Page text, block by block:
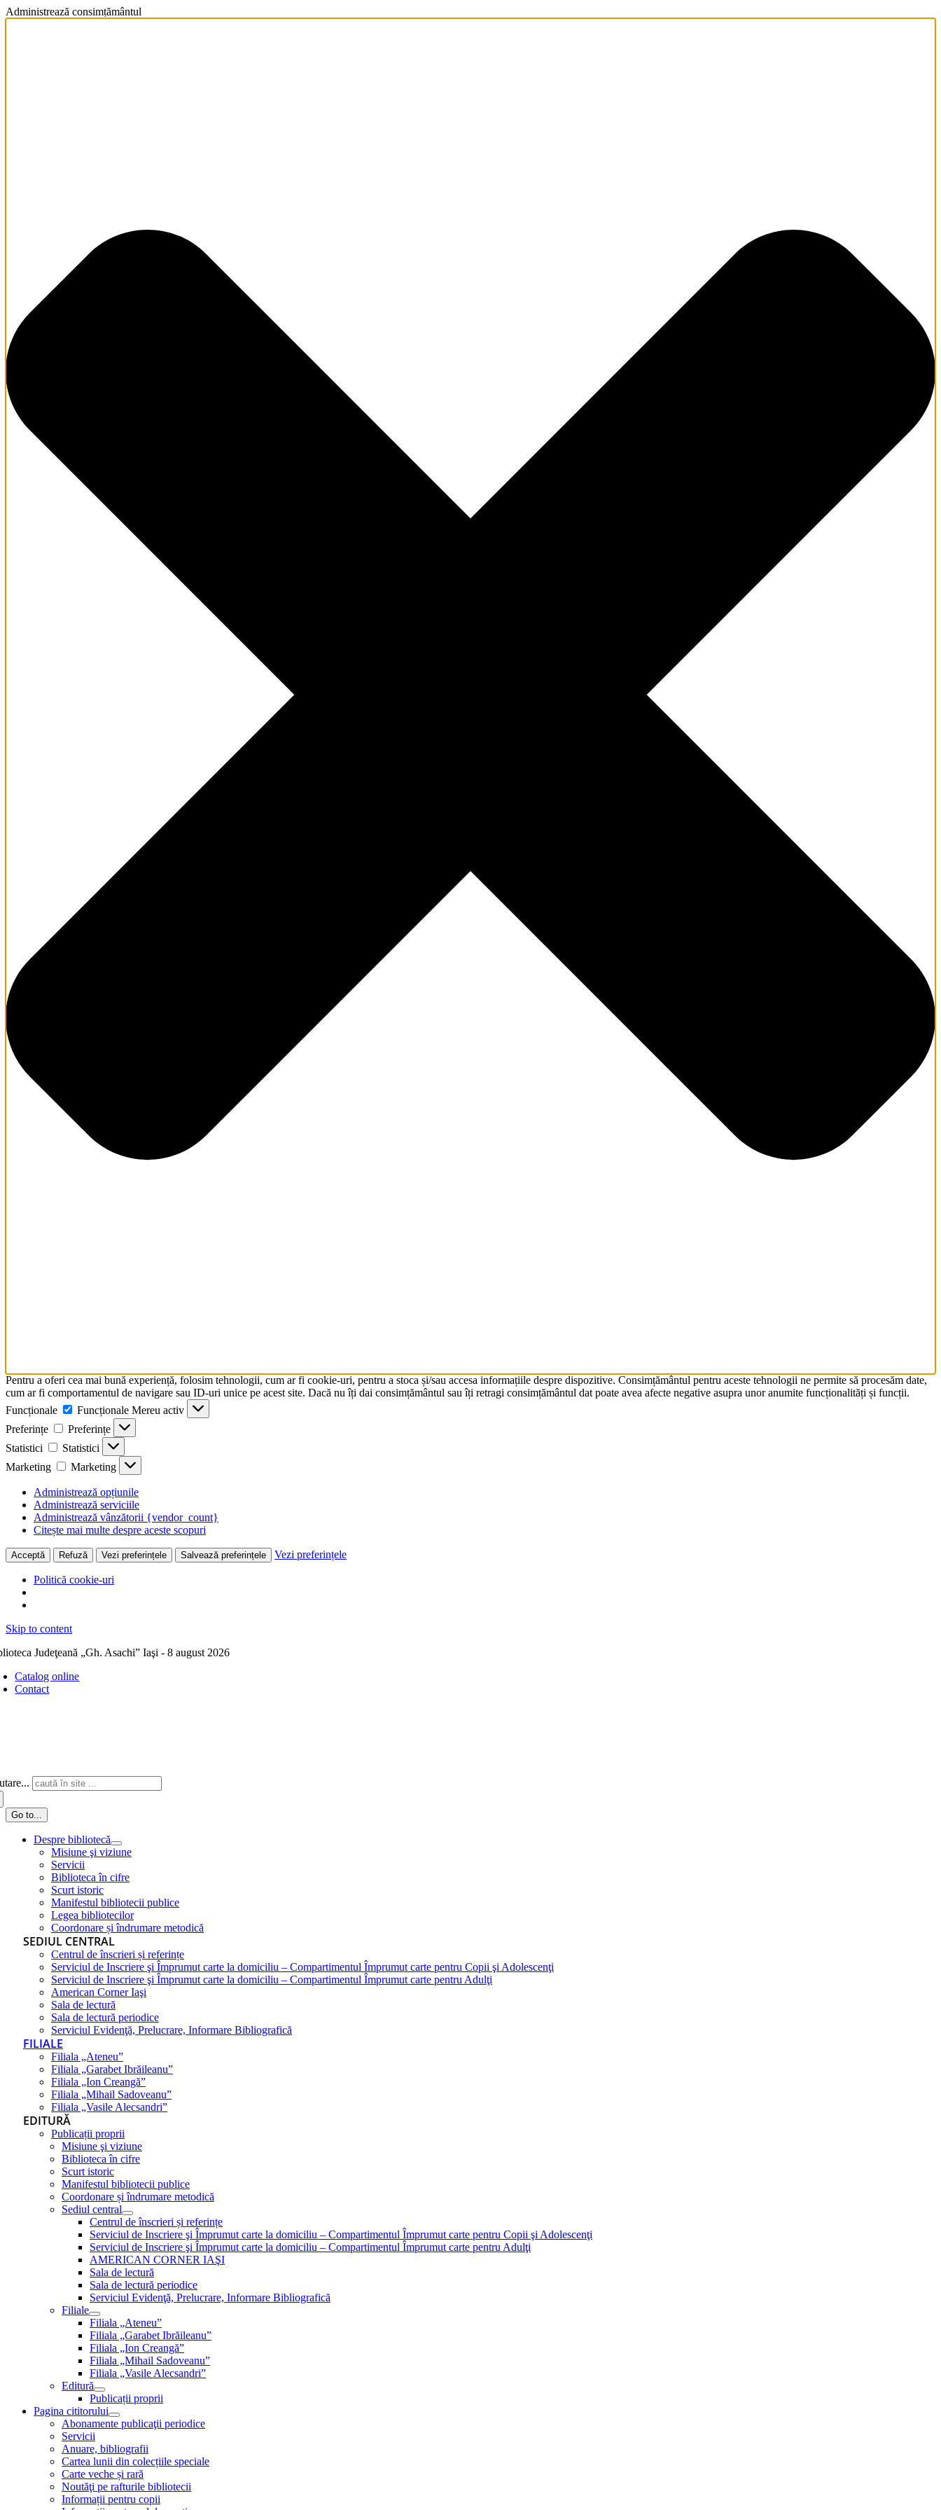
Administrează consimțământul
Pentru a oferi cea mai bună experiență, folosim tehnologii, cum ar fi cookie-uri, pentru a stoca și/sau accesa informațiile despre dispozitive. Consimțământul pentru aceste tehnologii ne permite să procesăm date,
cum ar fi comportamentul de navigare sau ID-uri unice pe acest site. Dacă nu îți dai consimțământul sau îți retragi consimțământul dat poate avea afecte negative asupra unor anumite funcționalități și funcții.
Funcționale
Funcționale Mereu activ
Preferințe
Preferințe
Statistici
Statistici
Marketing
Marketing
Administrează opțiunile
Administrează serviciile
Administrează vânzătorii {vendor_count}
Citește mai multe despre aceste scopuri
Acceptă Refuză Vezi preferințele Salvează preferințele Vezi preferințele
Politică cookie-uri
Skip to content
Judeţeană „Gh. Asachi” Iaşi - 8 august 2026
Catalog online
Contact
Go to...
Despre bibliotecă
Misiune şi viziune
Servicii
Biblioteca în cifre
Scurt istoric
Manifestul bibliotecii publice
Legea bibliotecilor
Coordonare și îndrumare metodică
SEDIUL CENTRAL
Centrul de înscrieri și referințe
Serviciul de Inscriere şi Împrumut carte la domiciliu – Compartimentul Împrumut carte pentru Copii şi Adolescenţi
Serviciul de Inscriere şi Împrumut carte la domiciliu – Compartimentul Împrumut carte pentru Adulţi
American Corner Iaşi
Sala de lectură
Sala de lectură periodice
Serviciul Evidenţă, Prelucrare, Informare Bibliografică
FILIALE
Filiala „Ateneu”
Filiala „Garabet Ibrăileanu”
Filiala „Ion Creangă”
Filiala „Mihail Sadoveanu”
Filiala „Vasile Alecsandri”
EDITURĂ
Publicații proprii
Misiune şi viziune
Biblioteca în cifre
Scurt istoric
Manifestul bibliotecii publice
Coordonare și îndrumare metodică
Sediul central
Centrul de înscrieri și referințe
Serviciul de Inscriere şi Împrumut carte la domiciliu – Compartimentul Împrumut carte pentru Copii şi Adolescenţi
Serviciul de Inscriere şi Împrumut carte la domiciliu – Compartimentul Împrumut carte pentru Adulţi
AMERICAN CORNER IAŞI
Sala de lectură
Sala de lectură periodice
Serviciul Evidenţă, Prelucrare, Informare Bibliografică
Filiale
Filiala „Ateneu”
Filiala „Garabet Ibrăileanu”
Filiala „Ion Creangă”
Filiala „Mihail Sadoveanu”
Filiala „Vasile Alecsandri”
Editură
Publicații proprii
Pagina cititorului
Abonamente publicaţii periodice
Servicii
Anuare, bibliografii
Cartea lunii din colecțiile speciale
Carte veche și rară
Noutăţi pe rafturile bibliotecii
Informații pentru copii